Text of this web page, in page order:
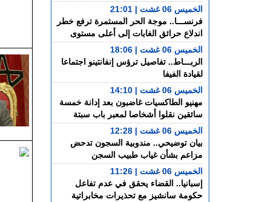
الخميس 06 غشت | 21:01
فرنســـا.. موجة الحر المستمرة ترفع خطر
اندلاع حرائق الغابات إلى أعلى مستوى
الخميس 06 غشت | 18:06
الربـــاط.. تفاصيل ترؤس إنفانتينو اجتماعا
لقيادة الفيفا
الخميس 06 غشت | 14:10
مهنيو الطاكسيات غاضبون بعد إدانة خمسة
سائقين نقلوا أشخاصا لمعبر باب سبتة
الخميس 06 غشت | 12:28
بيان توضيحي.. مندوبية السجون تدحض
مزاعم بشأن غياب طبيب السجن
الخميس 06 غشت | 11:26
إسبانيا.. القضاء يحقق في عدم تفاعل
حكومة سانشيز مع تحذيرات مخابراتية